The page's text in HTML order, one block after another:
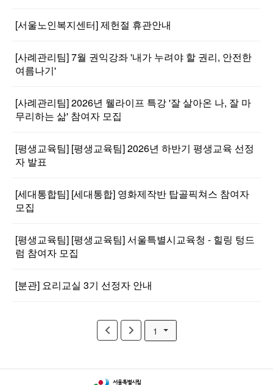
[서울노인복지센터] 제헌절 휴관안내
[사례관리팀] 7월 권익강좌 '내가 누려야 할 권리, 안전한
여름나기'
[사례관리팀] 2026년 웰라이프 특강 '잘 살아온 나, 잘 마
무리하는 삶' 참여자 모집
[평생교육팀] [평생교육팀] 2026년 하반기 평생교육 선정
자 발표
[세대통합팀] [세대통합] 영화제작반 탑골픽쳐스 참여자
모집
[평생교육팀] [평생교육팀] 서울특별시교육청 - 힐링 텅드
럼 참여자 모집
[분관] 요리교실 3기 선정자 안내
1